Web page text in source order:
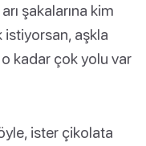
şakalarına kim
istiyorsan, aşkla
o kadar çok yolu var
ister çikolata